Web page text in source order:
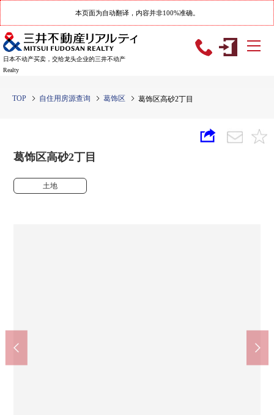
本页面为自动翻译，内容并非100%准确。
日本不动产买卖，交给龙头企业的三井不动产
Realty
TOP 自住用房源查询 葛饰区 葛饰区高砂2丁目
葛饰区高砂2丁目
土地